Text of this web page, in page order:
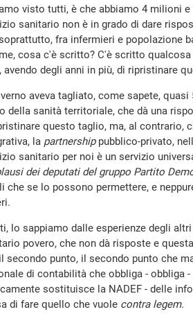
visto tutti, è che abbiamo 4 milioni
sanitario non è in grado di dare
fra infermieri e popolazione
cosa c'è scritto? C'è scritto
avendo degli anni in più, di ripristinare
aveva tagliato, come sapete,
della sanità territoriale, che dà una
questo taglio, ma, al contrario,
la partnershippubblico-privato,
sanitario per noi è un servizio
dei deputati del gruppo Partito
che se lo possono permettere, e
lo sappiamo dalle esperienze degli
povero, che non dà risposte e
secondo punto, il secondo punto che
di contabilità che obbliga - obbliga
sostituisce la NADEF - delle
di fare quello che vuole contra legem.